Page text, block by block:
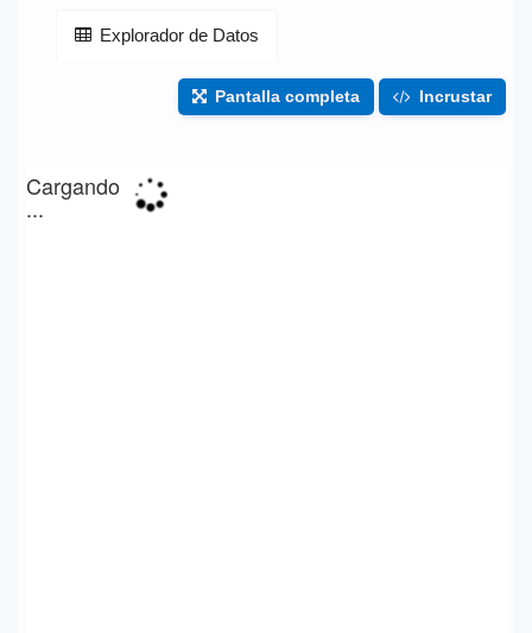
Explorador de Datos
Pantalla completa Incrustar